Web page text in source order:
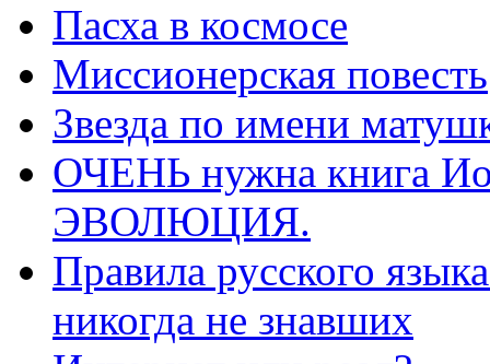
Пасха в космосе
Миссионерская повесть
Звезда по имени
ОЧЕНЬ нужна книга
ЭВОЛЮЦИЯ.
Правила русского
никогда не знавших